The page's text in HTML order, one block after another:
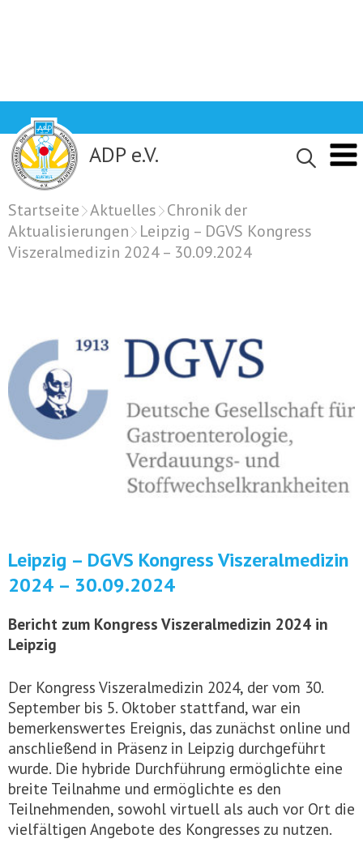
to
content
ADP e.V.
Startseite Aktuelles Chronik der
Aktualisierungen
Leipzig – DGVS Kongress
Viszeralmedizin 2024 – 30.09.2024
Leipzig – DGVS Kongress Viszeralmedizin
2024 – 30.09.2024
Bericht zum Kongress Viszeralmedizin 2024 in
Leipzig
Der Kongress Viszeralmedizin 2024, der vom 30.
September bis 5. Oktober stattfand, war ein
bemerkenswertes Ereignis, das zunächst online und
anschließend in Präsenz in Leipzig durchgeführt
wurde. Die hybride Durchführung ermöglichte eine
breite Teilnahme und ermöglichte es den
Teilnehmenden, sowohl virtuell als auch vor Ort die
vielfältigen Angebote des Kongresses zu nutzen.